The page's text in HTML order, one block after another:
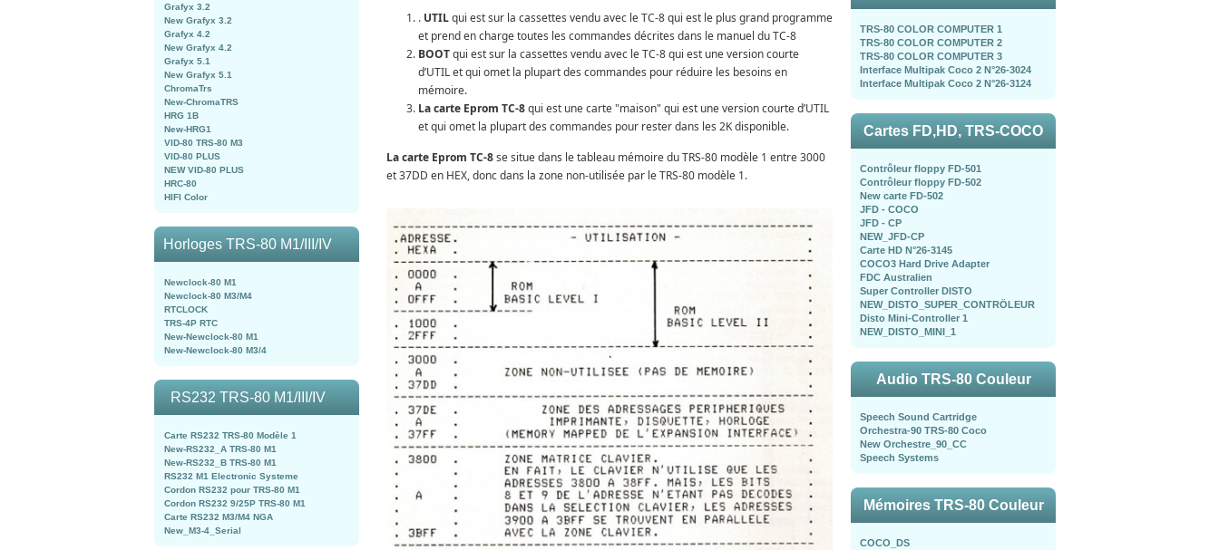
Grafyx 3.2
New Grafyx 3.2
Grafyx 4.2
New Grafyx 4.2
Grafyx 5.1
New Grafyx 5.1
ChromaTrs
New-ChromaTRS
HRG 1B
New-HRG1
VID-80 TRS-80 M3
VID-80 PLUS
NEW VID-80 PLUS
HRC-80
HIFI Color
Horloges TRS-80 M1/III/IV
Newclock-80 M1
Newclock-80 M3/M4
RTCLOCK
TRS-4P RTC
New-Newclock-80 M1
New-Newclock-80 M3/4
RS232 TRS-80 M1/III/IV
Carte RS232 TRS-80 Modèle 1
New-RS232_A TRS-80 M1
New-RS232_B TRS-80 M1
RS232 M1 Electronic Systeme
Cordon RS232 pour TRS-80 M1
Cordon RS232 9/25P TRS-80 M1
Carte RS232 M3/M4 NGA
New_M3-4_Serial
. UTILqui est sur la cassettes vendu avec le TC-8 qui est le plus grand programme
et prend en charge toutes les commandes décrites dans le manuel du TC-8
BOOTqui est sur la cassettes vendu avec le TC-8 qui est une version courte
d’UTIL et qui omet la plupart des commandes pour réduire les besoins en
mémoire.
La carte Eprom TC-8qui est une carte "maison" qui est une version courte d’UTIL
et qui omet la plupart des commandes pour rester dans les 2K disponible.
La carte Eprom TC-8se situe dans le tableau mémoire du TRS-80 modèle 1 entre 3000
et 37DD en HEX, donc dans la zone non-utilisée par le TRS-80 modèle 1.
TRS-80 COLOR COMPUTER 1
TRS-80 COLOR COMPUTER 2
TRS-80 COLOR COMPUTER 3
Interface Multipak Coco 2 N°26-3024
Interface Multipak Coco 2 N°26-3124
Cartes FD,HD, TRS-COCO
Contrôleur floppy FD-501
Contrôleur floppy FD-502
New carte FD-502
JFD - COCO
JFD - CP
NEW_JFD-CP
Carte HD N°26-3145
COCO3 Hard Drive Adapter
FDC Australien
Super Controller DISTO
NEW_DISTO_SUPER_CONTRÖLEUR
Disto Mini-Controller 1
NEW_DISTO_MINI_1
Audio TRS-80 Couleur
Speech Sound Cartridge
Orchestra-90 TRS-80 Coco
New Orchestre_90_CC
Speech Systems
Mémoires TRS-80 Couleur
COCO_DS